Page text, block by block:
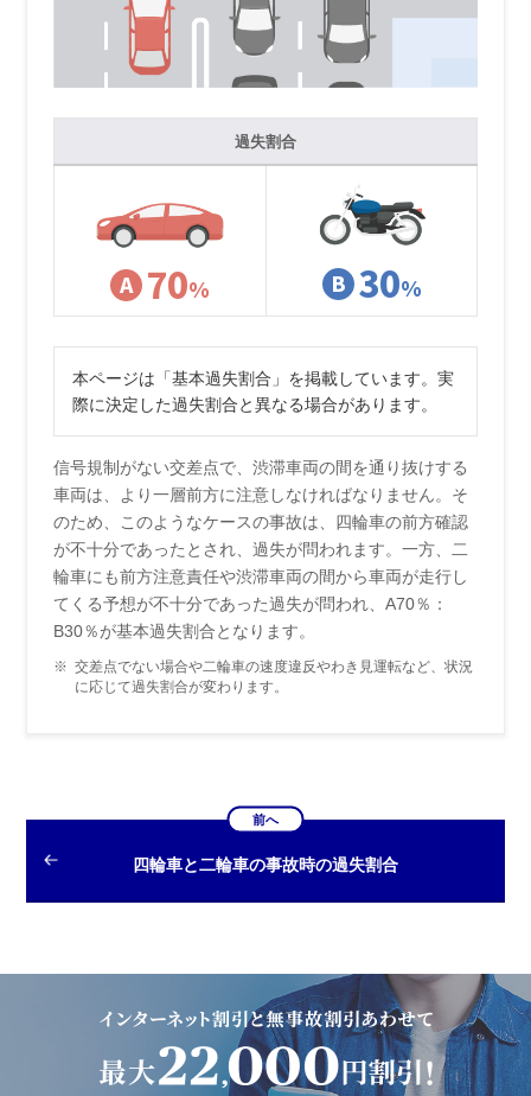
過失割合
A 70% B 30%
本ページは「基本過失割合」を掲載しています。実
際に決定した過失割合と異なる場合があります。
信号規制がない交差点で、渋滞車両の間を通り抜けする
車両は、より一層前方に注意しなければなりません。そ
のため、このようなケースの事故は、四輪車の前方確認
が不十分であったとされ、過失が問われます。一方、二
輪車にも前方注意責任や渋滞車両の間から車両が走行し
てくる予想が不十分であった過失が問われ、A70％：
B30％が基本過失割合となります。
※ 交差点でない場合や二輪車の速度違反やわき見運転など、状況
に応じて過失割合が変わります。
前へ
四輪車と二輪車の事故時の過失割合